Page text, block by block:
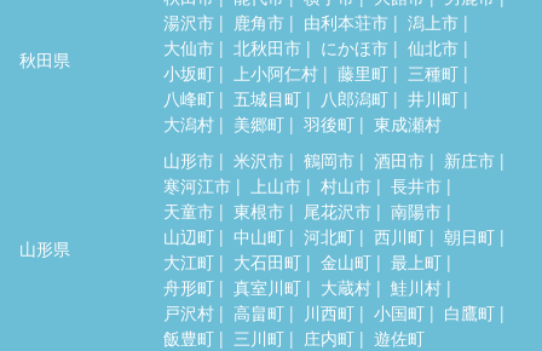
秋田県
湯沢市
鹿角市 由利本荘市
潟上市
大仙市
北秋田市 にかほ市
仙北市
小坂町
上小阿仁村 藤里町
三種町
八峰町
五城目町 八郎潟町
井川町
大潟村
美郷町 羽後町 東成瀬村
山形県
山形市 米沢市 鶴岡市 酒田市
新庄市
寒河江市
上山市 村山市
長井市
天童市
東根市 尾花沢市
南陽市
山辺町
中山町 河北町 西川町
朝日町
大江町
大石田町 金山町
最上町
舟形町
真室川町 大蔵村
鮭川村
戸沢村
高畠町 川西町 小国町
白鷹町
飯豊町
三川町 庄内町 遊佐町